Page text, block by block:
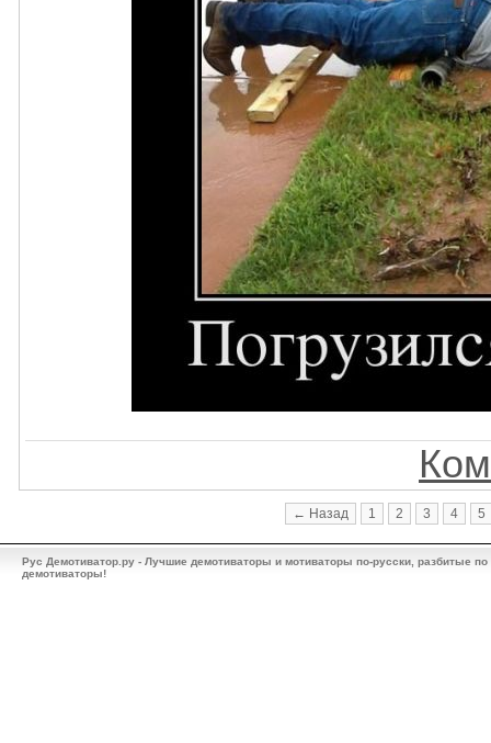
← Назад 1 2 3 4 5
Рус Демотиватор.ру - Лучшие демотиваторы и мотиваторы по-русски, разбитые
демотиваторы!